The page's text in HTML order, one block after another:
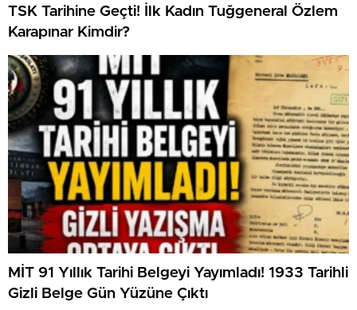
TSK Tarihine Geçti! İlk Kadın Tuğgeneral Özlem
Karapınar Kimdir?
MİT 91 Yıllık Tarihi Belgeyi Yayımladı! 1933 Tarihli
Gizli Belge Gün Yüzüne Çıktı